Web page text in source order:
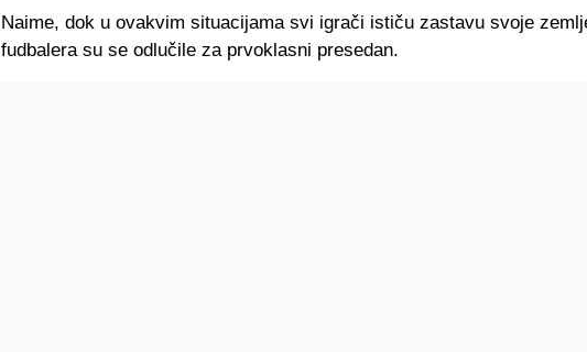
Naime, dok u ovakvim situacijama svi igrači ističu zastavu svoje
fudbalera su se odlučile za prvoklasni presedan.